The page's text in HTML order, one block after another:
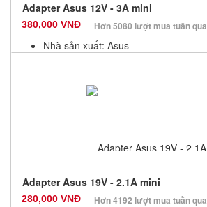
Adapter Asus 12V - 3A mini
380,000 VNĐ Hơn 5080 lượt mua tuần qua
Nhà sản xuất: Asus
Số lượng: 10
Adapter Asus 19V - 2.1A mini
280,000 VNĐ Hơn 4192 lượt mua tuần qua